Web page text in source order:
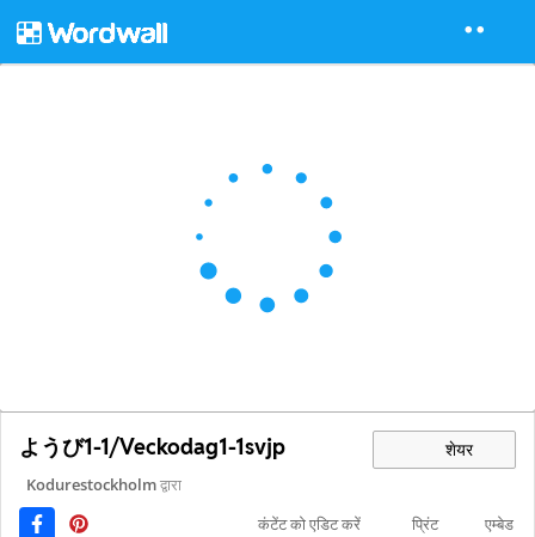
ようび1-1/Veckodag1-1svjp शेयर
Kodurestockholmद्वारा
कंटेंट को एडिट करें
प्रिंट एम्बेड